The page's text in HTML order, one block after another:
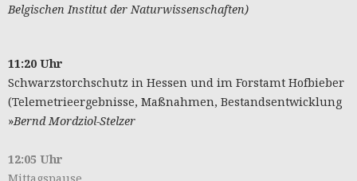
Belgischen Institut der Naturwissenschaften)
11:20 Uhr
Schwarzstorchschutz in Hessen und im Forstamt Hofbieber
(Telemetrieergebnisse, Maßnahmen, Bestandsentwicklung
»Bernd Mordziol-Stelzer
12:05 Uhr